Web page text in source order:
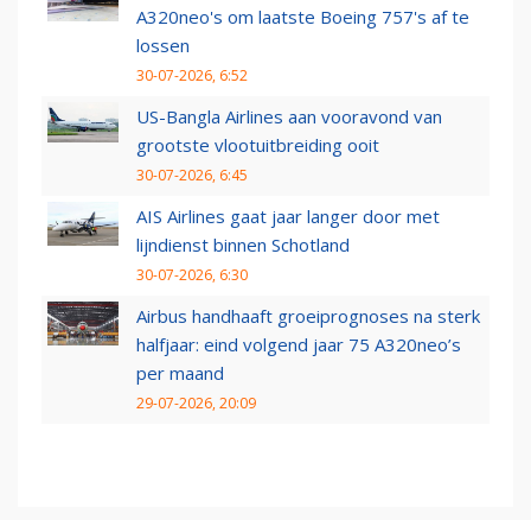
A320neo's om laatste Boeing 757's af te
lossen
30-07-2026, 6:52
US-Bangla Airlines aan vooravond van
grootste vlootuitbreiding ooit
30-07-2026, 6:45
AIS Airlines gaat jaar langer door met
lijndienst binnen Schotland
30-07-2026, 6:30
Airbus handhaaft groeiprognoses na sterk
halfjaar: eind volgend jaar 75 A320neo’s
per maand
29-07-2026, 20:09